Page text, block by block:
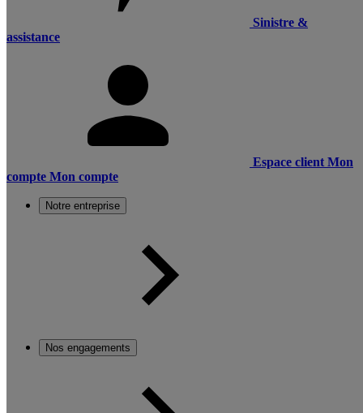
Sinistre &
assistance
Espace client Mon
compte Mon compte
Notre entreprise
Nos engagements